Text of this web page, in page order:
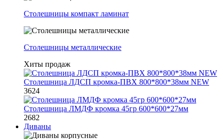
Столешницы компакт ламинат
Столешницы металлические
Хиты продаж
Столешница ЛДСП кромка-ПВХ 800*800*38мм NEW
3624
Столешница ЛМДФ кромка 45гр 600*600*27мм
2682
Диваны